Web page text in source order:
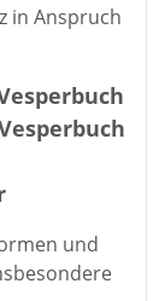
in Anspruch
und